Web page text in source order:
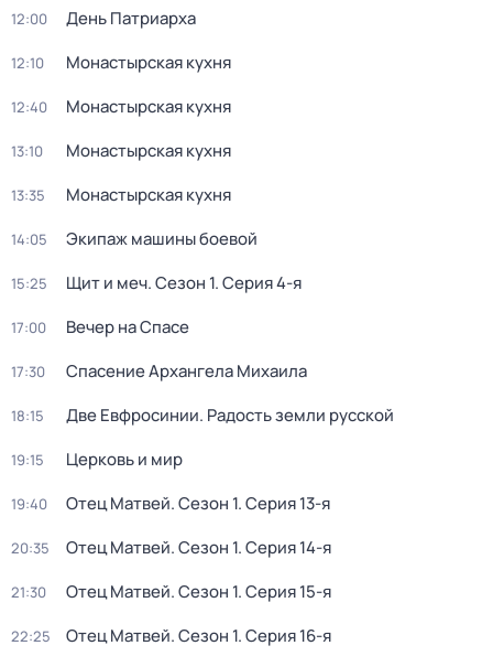
12:00 День Патриарха
12:10 Монастырская кухня
12:40 Монастырская кухня
13:10 Монастырская кухня
13:35 Монастырская кухня
14:05 Экипаж машины боевой
15:25 Щит и меч. Сезон 1. Серия 4-я
17:00 Вечер на Спасе
17:30 Спасение Архангела Михаила
18:15 Две Евфросинии. Радость земли русской
19:15 Церковь и мир
19:40 Отец Матвей. Сезон 1. Серия 13-я
20:35 Отец Матвей. Сезон 1. Серия 14-я
21:30 Отец Матвей. Сезон 1. Серия 15-я
22:25 Отец Матвей. Сезон 1. Серия 16-я